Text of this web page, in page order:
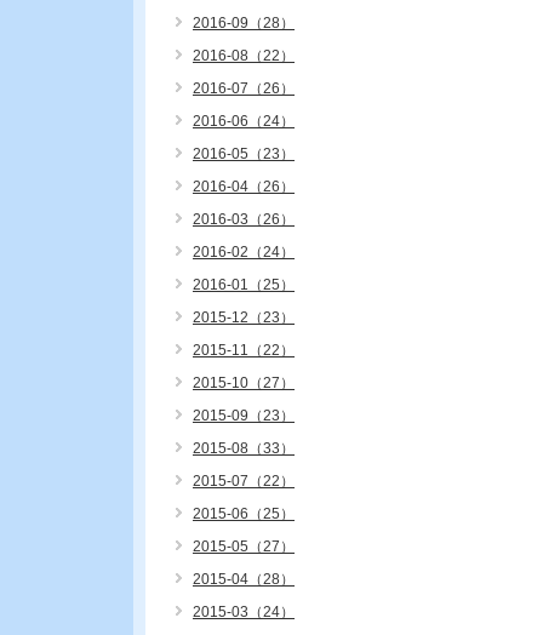
2016-09（28）
2016-08（22）
2016-07（26）
2016-06（24）
2016-05（23）
2016-04（26）
2016-03（26）
2016-02（24）
2016-01（25）
2015-12（23）
2015-11（22）
2015-10（27）
2015-09（23）
2015-08（33）
2015-07（22）
2015-06（25）
2015-05（27）
2015-04（28）
2015-03（24）